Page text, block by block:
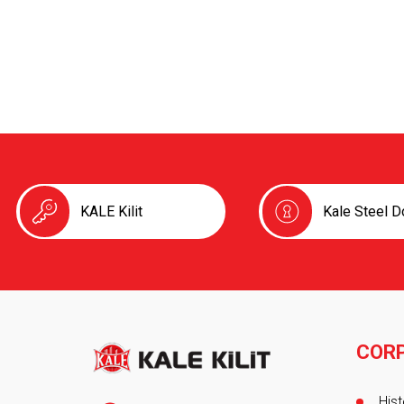
KALE Kilit Kale Steel